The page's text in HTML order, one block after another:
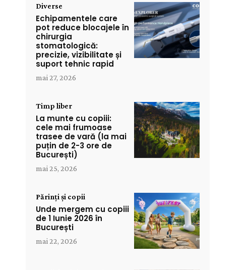
Diverse
Echipamentele care
pot reduce blocajele în
chirurgia
stomatologică:
precizie, vizibilitate și
suport tehnic rapid
mai 27, 2026
Timp liber
La munte cu copiii:
cele mai frumoase
trasee de vară (la mai
puțin de 2-3 ore de
București)
mai 25, 2026
Părinți și copii
Unde mergem cu copiii
de 1 Iunie 2026 în
București
mai 22, 2026